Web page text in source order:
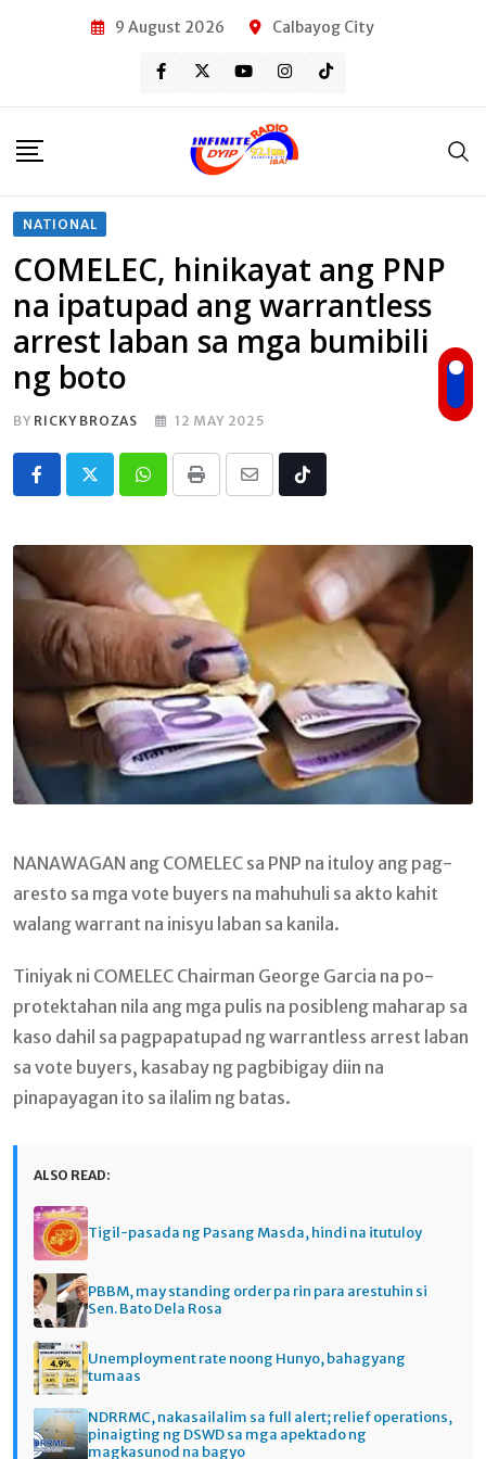
9 August 2026 Calbayog City
NATIONAL
COMELEC, hinikayat ang PNP
na ipatupad ang warrantless
arrest laban sa mga bumibili
ng boto
BY RICKY BROZAS 12 MAY 2025
Whatsapp
Print
Share
Email
Tiktok
NANAWAGAN ang COMELEC sa PNP na ituloy ang pag-
aresto sa mga vote buyers na mahuhuli sa akto kahit
walang warrant na inisyu laban sa kanila.
Tiniyak ni COMELEC Chairman George Garcia na po-
protektahan nila ang mga pulis na posibleng maharap sa
kaso dahil sa pagpapatupad ng warrantless arrest laban
sa vote buyers, kasabay ng pagbibigay diin na
pinapayagan ito sa ilalim ng batas.
ALSO READ:
Tigil-pasada ng Pasang Masda, hindi na itutuloy
PBBM, may standing order pa rin para arestuhin si
Sen. Bato Dela Rosa
Unemployment rate noong Hunyo, bahagyang
tumaas
NDRRMC, nakasailalim sa full alert; relief operations,
pinaigting ng DSWD sa mga apektado ng
magkasunod na bagyo